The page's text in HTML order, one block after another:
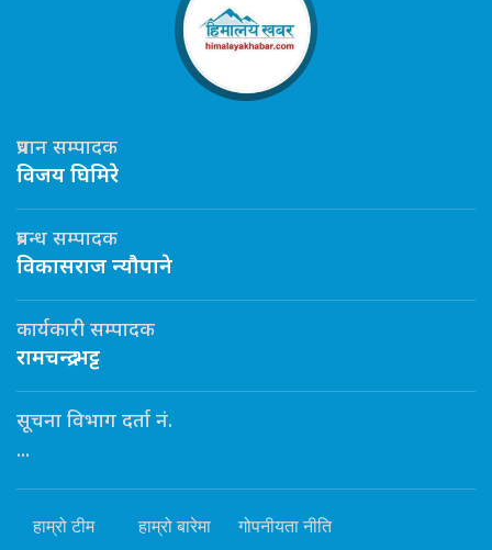
प्रधान सम्पादक
विजय घिमिरे
प्रबन्ध सम्पादक
विकासराज न्यौपाने
कार्यकारी सम्पादक
रामचन्द्र भट्ट
सूचना विभाग दर्ता नं.
...
हाम्रो टीम हाम्रो बारेमा गोपनीयता नीति